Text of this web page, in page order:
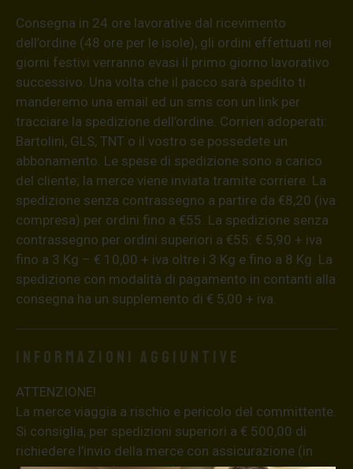
Consegna in 24 ore lavorative dal ricevimento
dell’ordine (48 ore per le isole), gli ordini effettuati nei
giorni festivi verranno evasi il primo giorno lavorativo
successivo. Una volta che il pacco sarà spedito ti
manderemo una email ed un sms con un link per
tracciare la spedizione dell’ordine. Corrieri adoperati:
Bartolini, GLS, TNT o il vostro se possedete un
abbonamento. Le spese di spedizione sono a carico
del cliente; la merce viene inviata tramite corriere. La
spedizione senza contrassegno a partire da €8,20 (iva
compresa) per ordini fino a €55. La spedizione senza
contrassegno per ordini superiori a €55: € 5,90 + iva
fino a 3 Kg – € 10,00 + iva oltre i 3 Kg e fino a 8 Kg. La
spedizione con modalità di pagamento in contanti alla
consegna ha un supplemento di € 5,00 + iva.
Informazioni aggiuntive
ATTENZIONE!
La merce viaggia a rischio e pericolo del committente.
Si consiglia, per spedizioni superiori a € 500,00 di
richiedere l’invio della merce con assicurazione (in